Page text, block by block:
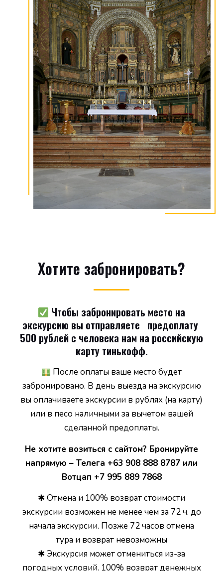
Хотите забронировать?
Чтобы забронировать место на
экскурсию вы отправляете предоплату
500 рублей с человека нам на российскую
карту тинькофф.
После оплаты ваше место будет
забронировано. В день выезда на экскурсию
вы оплачиваете экскурсии в рублях (на карту)
или в песо наличными за вычетом вашей
сделанной предоплаты.
Не хотите возиться с сайтом? Бронируйте
напрямую – Телега +63 908 888 8787 или
Вотцап +7 995 889 7868
✱ Отмена и 100% возврат стоимости
экскурсии возможен не менее чем за 72 ч. до
начала экскурсии. Позже 72 часов отмена
тура и возврат невозможны
✱ Экскурсия может отмениться из-за
погодных условий. 100% возврат денежных